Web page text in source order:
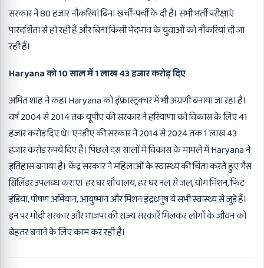
सरकार ने 80 हजार नौकरियां बिना खर्ची-पर्ची के दी है। सभी भर्ती परीक्षाएं
पारदर्शिता से हो रही हैं और बिना किसी भेदभाव के युवाओं को नौकरियां दी जा
रही हैं।
Haryana को 10 साल में 1 लाख 43 हजार करोड़ दिए
अमित शाह ने कहा Haryana को इंफ्रास्ट्रक्चर में भी अग्रणी बनाया जा रहा है।
वर्ष 2004 से 2014 तक यूपीए की सरकार ने हरियाणा को विकास के लिए 41
हजार करोड़ दिए थे। एनडीए की सरकार ने 2014 से 2024 तक 1 लाख 43
हजार करोड़ रुपये दिए हैं। पिछले दस सालों में विकास के मामले में Haryana ने
इतिहास बनाया है। केंद्र सरकार ने महिलाओं के स्वास्थ्य की चिंता करते हुए गैस
सिलिंडर उपलब्ध कराए। हर घर शौचालय, हर घर नल से जल, योग मिशन, फिट
इंडिया, पोषण अभियान, आयुष्मान और मिशन इंद्रधनुष ये सभी स्वास्थ्य से जुड़े हैं।
इन पर मोदी सरकार और भाजपा की राज्य सरकारें मिलकर लोगों के जीवन को
बेहतर बनाने के लिए काम कर रही है।